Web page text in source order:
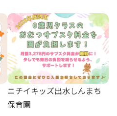
ニチイキッズ出水しんまち
保育園